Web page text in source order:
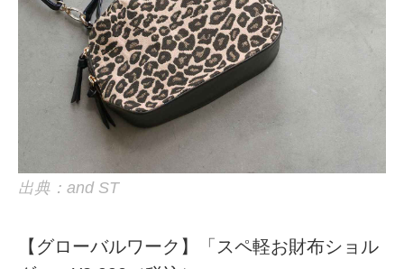
出典：and ST
【グローバルワーク】「スペ軽お財布ショル